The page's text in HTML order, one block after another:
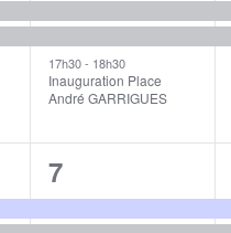
17h30- 18h30
Inauguration Place
André GARRIGUES
5
évènements,
7